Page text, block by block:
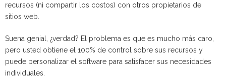
recursos (ni compartir los costos) con otros propietarios de
sitios web.
Suena genial, ¿verdad? El problema es que es mucho más caro,
pero usted obtiene el 100% de control sobre sus recursos y
puede personalizar el software para satisfacer sus necesidades
individuales.